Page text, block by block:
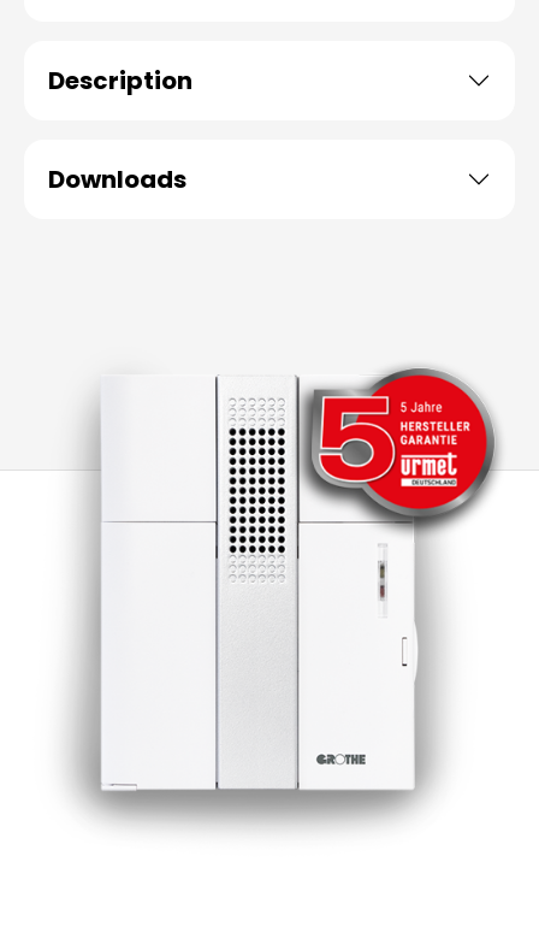
Description
Downloads